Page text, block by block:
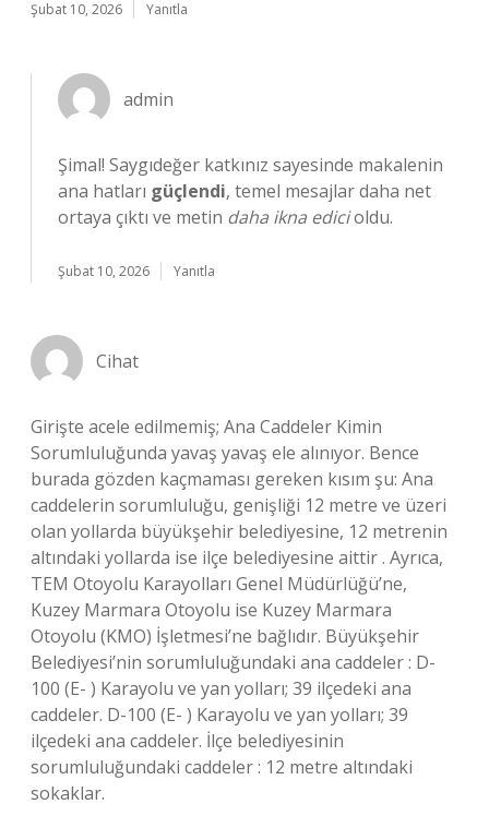
Şubat 10, 2026 Yanıtla
admin
Şimal! Saygıdeğer katkınız sayesinde makalenin
ana hatları güçlendi, temel mesajlar daha net
ortaya çıktı ve metin daha ikna edicioldu.
Şubat 10, 2026 Yanıtla
Cihat
Girişte acele edilmemiş; Ana Caddeler Kimin
Sorumluluğunda yavaş yavaş ele alınıyor. Bence
burada gözden kaçmaması gereken kısım şu: Ana
caddelerin sorumluluğu, genişliği 12 metre ve üzeri
olan yollarda büyükşehir belediyesine, 12 metrenin
altındaki yollarda ise ilçe belediyesine aittir . Ayrıca,
TEM Otoyolu Karayolları Genel Müdürlüğü’ne,
Kuzey Marmara Otoyolu ise Kuzey Marmara
Otoyolu (KMO) İşletmesi’ne bağlıdır. Büyükşehir
Belediyesi’nin sorumluluğundaki ana caddeler : D-
100 (E- ) Karayolu ve yan yolları; 39 ilçedeki ana
caddeler. D-100 (E- ) Karayolu ve yan yolları; 39
ilçedeki ana caddeler. İlçe belediyesinin
sorumluluğundaki caddeler : 12 metre altındaki
sokaklar.